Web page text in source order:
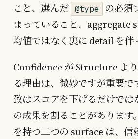
こと、選んだ @type
の必須
まっていること、aggregate
均値ではなく裏に detail を伴
Confidence が Structure よ
る理由は、微妙ですが重要で
致はスコアを下げるだけでは
の成果を割ることがあります
を持つ二つの surface は、信